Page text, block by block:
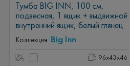
Тумба BIG INN, 100 см,
подвесная, 1 ящик + выдвижной
внутренний ящик, белый глянец
Коллекция: Big Inn
96x43x46